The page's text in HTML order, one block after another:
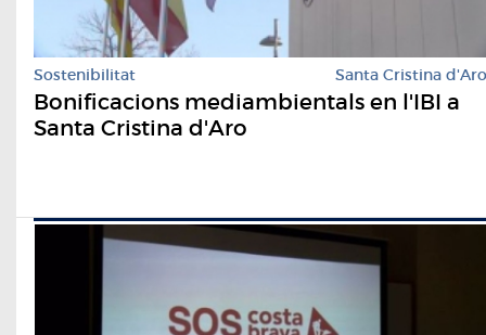
Sostenibilitat Santa Cristina d'Aro
Bonificacions mediambientals en l'IBI a
Santa Cristina d'Aro